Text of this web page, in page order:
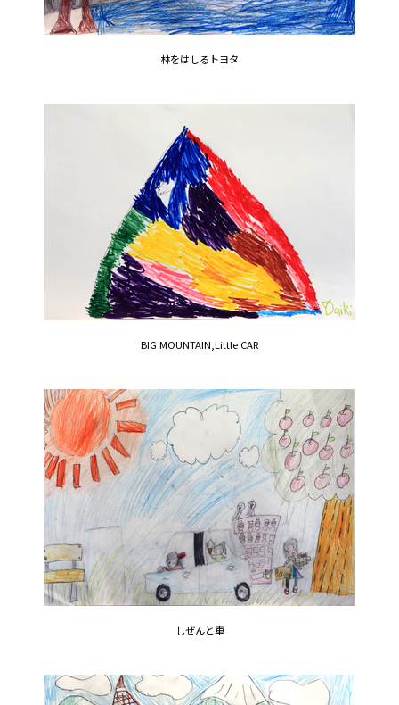
林をはしるトヨタ
BIG MOUNTAIN,Little CAR
しぜんと車